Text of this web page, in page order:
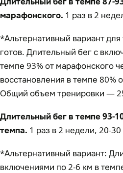
марафонского. 1 раз в 2
*Альтернативный вариант
готов. Длительный бег с
темпе 93% от марафонского
восстановления в темпе 80%
Общий объем тренировки —
Длительный бег в темпе 93-
темпа. 1 раз в 2 недели, 20-
*Альтернативный вариант:
включениями по 2-6 км в